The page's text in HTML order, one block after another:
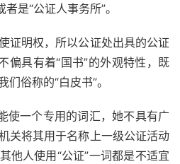
是“公证人事务所”。
证明权，所以公证处出具的公证
偏具有着“国书”的外观特性，既
俗称的“白皮书”。
使一个专用的词汇，她不具有广
关将其用于名称上一级公证活动
他人使用“公证”一词都是不适宜